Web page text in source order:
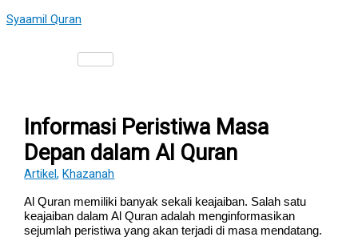
to
Syaamil Quran
Informasi Peristiwa Masa
Depan dalam Al Quran
Artikel,Khazanah
Al Quran memiliki banyak sekali keajaiban. Salah satu
keajaiban dalam Al Quran adalah menginformasikan
sejumlah peristiwa yang akan terjadi di masa mendatang.
here..